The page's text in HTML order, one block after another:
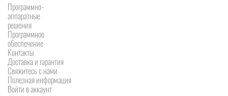
Программно-
аппаратные
решения
Программное
обеспечение
Контакты
Доставка и гарантия
Свяжитесь с нами
Полезная информация
Войти в аккаунт